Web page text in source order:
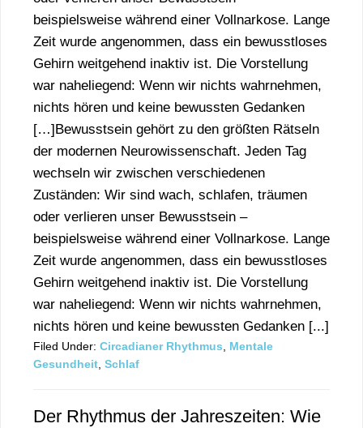
beispielsweise während einer Vollnarkose. Lange
Zeit wurde angenommen, dass ein bewusstloses
Gehirn weitgehend inaktiv ist. Die Vorstellung
war naheliegend: Wenn wir nichts wahrnehmen,
nichts hören und keine bewussten Gedanken
[…]Bewusstsein gehört zu den größten Rätseln
der modernen Neurowissenschaft. Jeden Tag
wechseln wir zwischen verschiedenen
Zuständen: Wir sind wach, schlafen, träumen
oder verlieren unser Bewusstsein –
beispielsweise während einer Vollnarkose. Lange
Zeit wurde angenommen, dass ein bewusstloses
Gehirn weitgehend inaktiv ist. Die Vorstellung
war naheliegend: Wenn wir nichts wahrnehmen,
nichts hören und keine bewussten Gedanken [...]
Filed Under: Circadianer Rhythmus
Mentale
Gesundheit Schlaf
Der Rhythmus der Jahreszeiten: Wie